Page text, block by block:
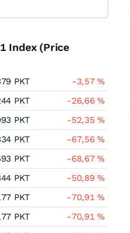
Index (Price
PKT -3,57%
PKT -26,66%
PKT -52,35%
PKT -67,56%
PKT -68,67%
PKT -50,89%
PKT -70,91%
PKT -70,91%